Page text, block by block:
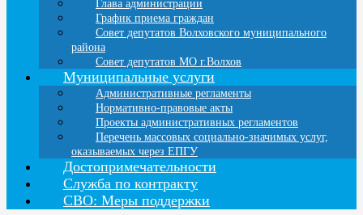
Глава администрации
График приема граждан
Совет депутатов Волховского муниципального
района
Совет депутатов МО г.Волхов
Муниципальные услуги
Административные регламенты
Нормативно-правовые акты
Проекты административных регламентов
Перечень массовых социально-значимых услуг,
оказываемых через ЕПГУ
Достопримечательности
Служба по контракту
СВО: Меры поддержки